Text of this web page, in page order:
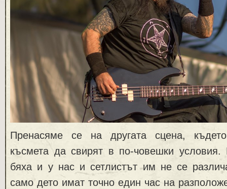
Пренасяме се на другата сцена,
късмета да свирят в по-човешки условия.
бяха и у нас и сетлистът им не се
само дето имат точно един час на